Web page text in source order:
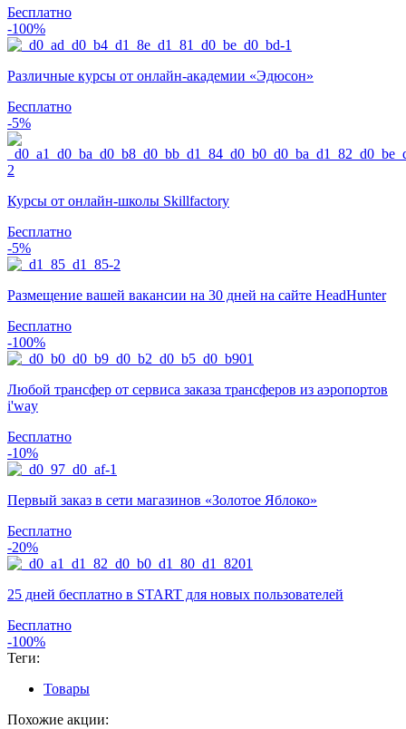
Бесплатно
-100%
Различные курсы от онлайн-академии «Эдюсон»
Бесплатно
-5%
Курсы от онлайн-школы Skillfactory
Бесплатно
-5%
Размещение вашей вакансии на 30 дней на сайте HeadHunter
Бесплатно
-100%
Любой трансфер от сервиса заказа трансферов из аэропортов
i'way
Бесплатно
-10%
Первый заказ в сети магазинов «Золотое Яблоко»
Бесплатно
-20%
25 дней бесплатно в START для новых пользователей
Бесплатно
-100%
Теги:
Товары
Похожие акции: